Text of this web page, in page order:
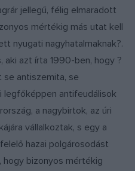
jellegű, félig elmaradott
mértékig más utat kell
nyugati nagyhatalmaknak?.
aki azt írta 1990-ben, hogy ?
se antiszemita, se
legfőképpen antifeudálisok
a nagybirtok, az úri
vállalkoztak, s egy a
hazai polgárosodást
hogy bizonyos mértékig